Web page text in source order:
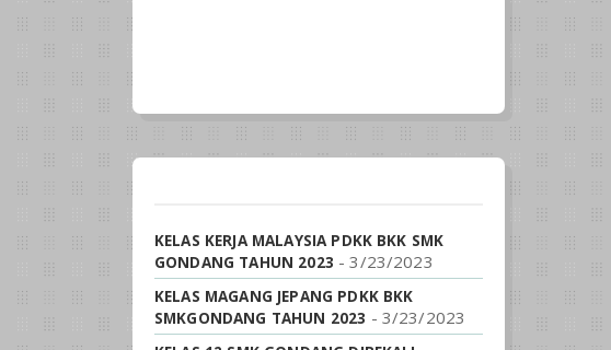
KELAS KERJA MALAYSIA PDKK BKK SMK
GONDANG TAHUN 2023 - 3/23/2023
KELAS MAGANG JEPANG PDKK BKK
SMKGONDANG TAHUN 2023 - 3/23/2023